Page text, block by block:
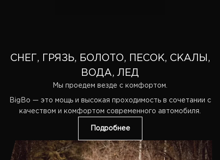
СНЕГ, ГРЯЗЬ, БОЛОТО, ПЕСОК, СКАЛЫ,
ВОДА, ЛЕД
Mы проедем везде с комфортом.
BigBo — это мощь и высокая проходимость в сочетании с
качеством и комфортом современного автомобиля.
Подробнее